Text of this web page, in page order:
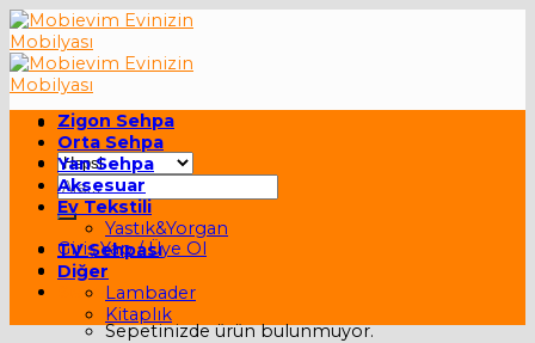
Skip
to
content
Ara:
Giriş Yap / Üye Ol
Sepet /0,00₺
Sepetinizde ürün bulunmuyor.
Zigon Sehpa
Orta Sehpa
Yan Sehpa
Aksesuar
Ev Tekstili
Yastık&Yorgan
TV Sehpası
Diğer
Lambader
Kitaplık